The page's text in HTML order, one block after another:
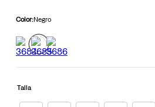
valoración.
22
Reviews.
Enlace
misma
Color:Negro
Talla